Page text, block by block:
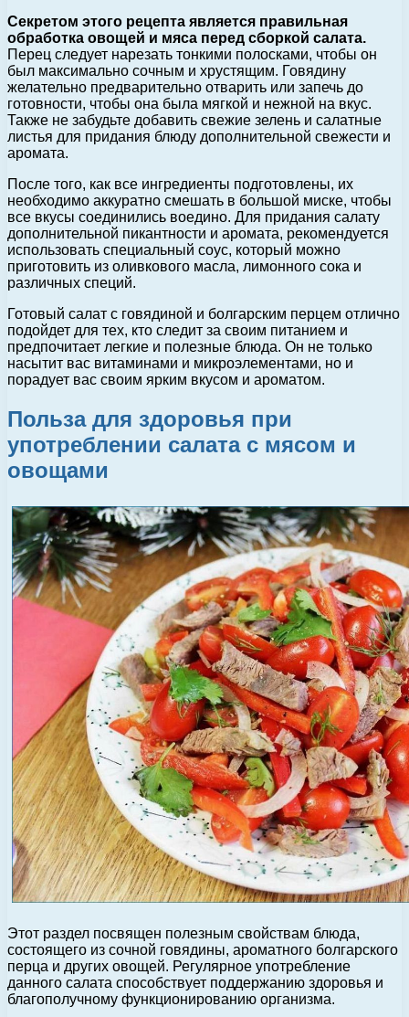
Секретом этого рецепта является правильная
обработка овощей и мяса перед сборкой салата.
Перец следует нарезать тонкими полосками, чтобы он
был максимально сочным и хрустящим. Говядину
желательно предварительно отварить или запечь до
готовности, чтобы она была мягкой и нежной на вкус.
Также не забудьте добавить свежие зелень и салатные
листья для придания блюду дополнительной свежести и
аромата.
После того, как все ингредиенты подготовлены, их
необходимо аккуратно смешать в большой миске, чтобы
все вкусы соединились воедино. Для придания салату
дополнительной пикантности и аромата, рекомендуется
использовать специальный соус, который можно
приготовить из оливкового масла, лимонного сока и
различных специй.
Готовый салат с говядиной и болгарским перцем отлично
подойдет для тех, кто следит за своим питанием и
предпочитает легкие и полезные блюда. Он не только
насытит вас витаминами и микроэлементами, но и
порадует вас своим ярким вкусом и ароматом.
Польза для здоровья при
употреблении салата с мясом и
овощами
Этот раздел посвящен полезным свойствам блюда,
состоящего из сочной говядины, ароматного болгарского
перца и других овощей. Регулярное употребление
данного салата способствует поддержанию здоровья и
благополучному функционированию организма.